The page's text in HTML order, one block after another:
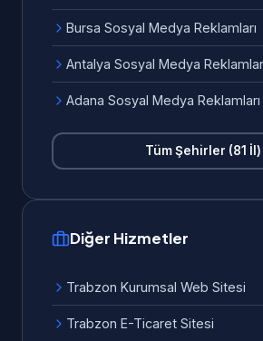
Bursa Sosyal Medya Reklamları
Antalya Sosyal Medya
Adana Sosyal Medya Reklamları
Tüm Şehirler (81 İl)
Diğer Hizmetler
Trabzon Kurumsal Web Sitesi
Trabzon E-Ticaret Sitesi